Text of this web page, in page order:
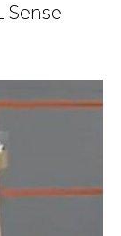
Sense